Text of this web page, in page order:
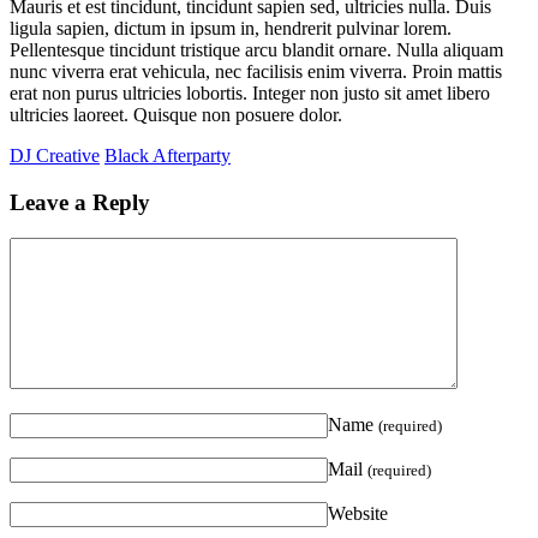
Mauris et est tincidunt, tincidunt sapien sed, ultricies nulla. Duis
ligula sapien, dictum in ipsum in, hendrerit pulvinar lorem.
Pellentesque tincidunt tristique arcu blandit ornare. Nulla aliquam
nunc viverra erat vehicula, nec facilisis enim viverra. Proin mattis
erat non purus ultricies lobortis. Integer non justo sit amet libero
ultricies laoreet. Quisque non posuere dolor.
DJ Creative Black Afterparty
Leave a Reply
Name (required)
Mail (required)
Website